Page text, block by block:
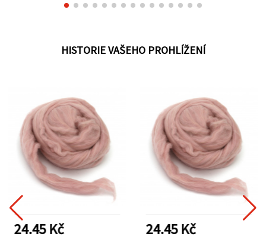
HISTORIE VAŠEHO PROHLÍŽENÍ
24.45 Kč 24.45 Kč